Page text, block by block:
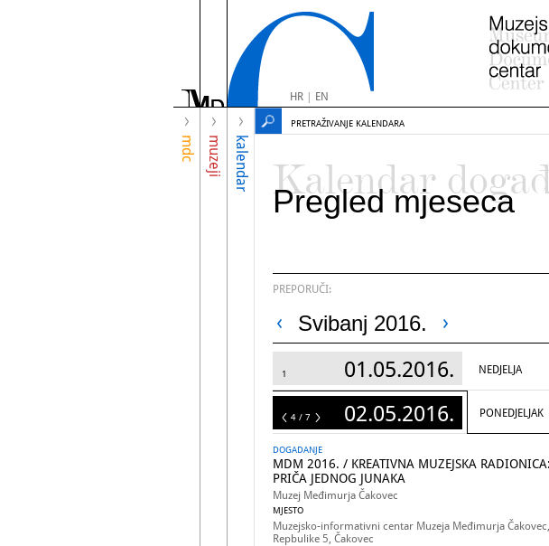
HR| EN
mdc muzeji kalendar
PRETRAŽIVANJE KALENDARA
Kalendar
Pregled mjeseca
PREPORUČI:
Svibanj 2016.
1 01.05.2016. NEDJELJA
7 02.05.2016. PONEDJELJAK
4 / 7
DOGADANJE
MDM 2016. / KREATIVNA MUZEJSKA RADIONICA:
PRIČA JEDNOG JUNAKA
Muzej Međimurja Čakovec
MJESTO
Muzejsko-informativni centar Muzeja Međimurja
Repbulike 5, Čakovec